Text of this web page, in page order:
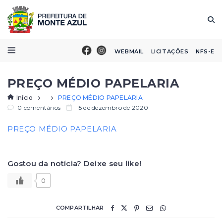
WEBMAIL LICITAÇÕES NFS-E
PREÇO MÉDIO PAPELARIA
Início
PREÇO MÉDIO PAPELARIA
0 comentários
15 de dezembro de 2020
PREÇO MÉDIO PAPELARIA
Gostou da notícia? Deixe seu like!
0
COMPARTILHAR